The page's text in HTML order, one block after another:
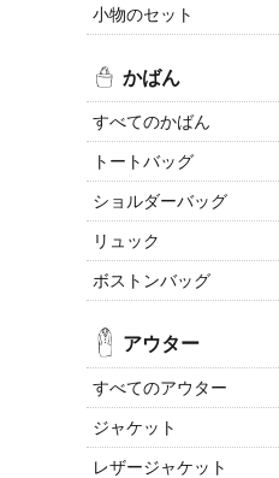
小物のセット
かばん
すべてのかばん
トートバッグ
ショルダーバッグ
リュック
ボストンバッグ
アウター
すべてのアウター
ジャケット
レザージャケット